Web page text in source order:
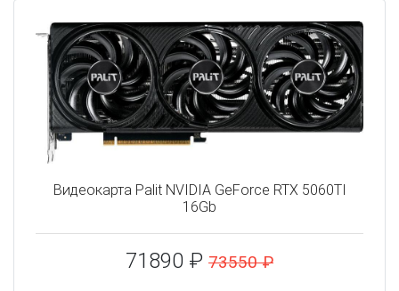
Видеокарта Palit NVIDIA GeForce RTX 5060TI
16Gb
71890 ₽ 73550 ₽